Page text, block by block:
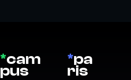
*cam
pus
*pa
ris